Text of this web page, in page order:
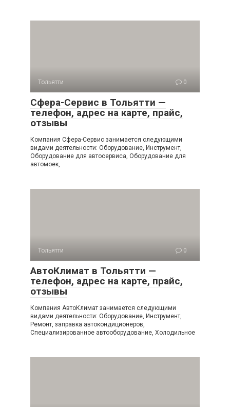
Тольятти 0
Сфера-Сервис в Тольятти —
телефон, адрес на карте, прайс,
отзывы
Компания Сфера-Сервис занимается следующими
видами деятельности: Оборудование, Инструмент,
Оборудование для автосервиса, Оборудование для
автомоек,
Тольятти 0
АвтоКлимат в Тольятти —
телефон, адрес на карте, прайс,
отзывы
Компания АвтоКлимат занимается следующими
видами деятельности: Оборудование, Инструмент,
Ремонт, заправка автокондиционеров,
Специализированное автооборудование, Холодильное